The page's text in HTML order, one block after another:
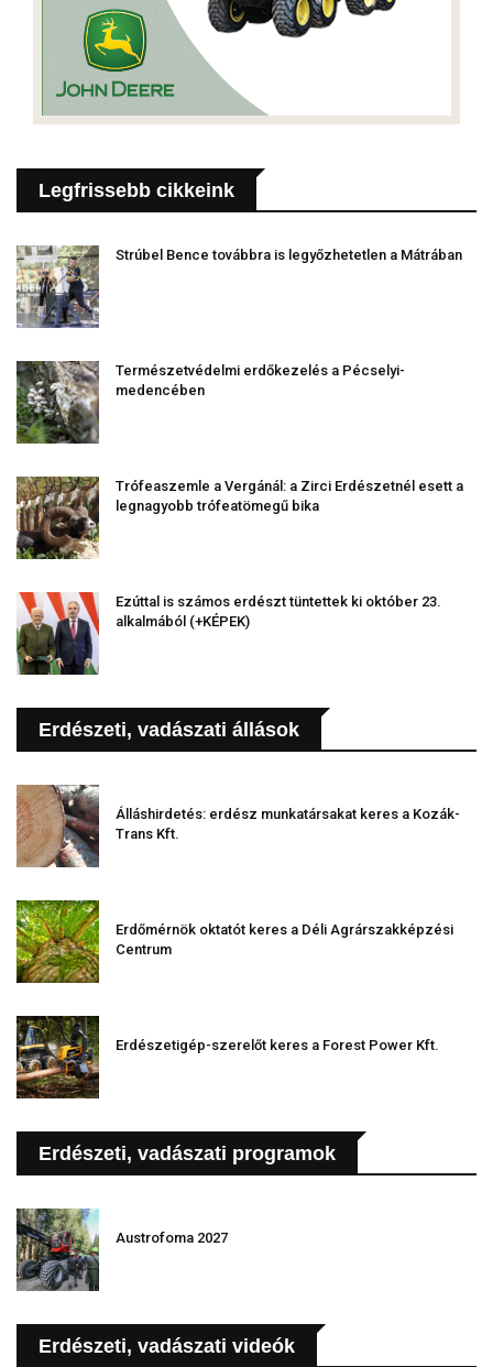
Legfrissebb cikkeink
Strúbel Bence továbbra is legyőzhetetlen a Mátrában
Természetvédelmi erdőkezelés a Pécselyi-
medencében
Trófeaszemle a Vergánál: a Zirci Erdészetnél esett a
legnagyobb trófeatömegű bika
Ezúttal is számos erdészt tüntettek ki október 23.
alkalmából (+KÉPEK)
Erdészeti, vadászati állások
Álláshirdetés: erdész munkatársakat keres a Kozák-
Trans Kft.
Erdőmérnök oktatót keres a Déli Agrárszakképzési
Centrum
Erdészetigép-szerelőt keres a Forest Power Kft.
Erdészeti, vadászati programok
Austrofoma 2027
Erdészeti, vadászati videók